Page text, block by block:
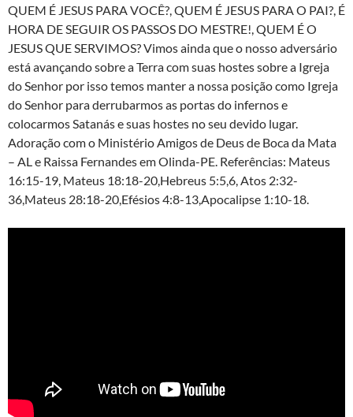
QUEM É JESUS PARA VOCÊ?, QUEM É JESUS PARA O PAI?, É
HORA DE SEGUIR OS PASSOS DO MESTRE!, QUEM É O
JESUS QUE SERVIMOS? Vimos ainda que o nosso adversário
está avançando sobre a Terra com suas hostes sobre a Igreja
do Senhor por isso temos manter a nossa posição como Igreja
do Senhor para derrubarmos as portas do infernos e
colocarmos Satanás e suas hostes no seu devido lugar.
Adoração com o Ministério Amigos de Deus de Boca da Mata
– AL e Raissa Fernandes em Olinda-PE. Referências: Mateus
16:15-19, Mateus 18:18-20,Hebreus 5:5,6, Atos 2:32-
36,Mateus 28:18-20,Efésios 4:8-13,Apocalipse 1:10-18.